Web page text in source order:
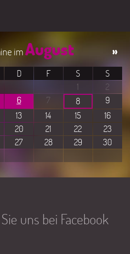
August »
D F S
S
1
2
6 7 8
9
13 14 15
16
20 21 22
23
27 28 29
30
uns bei Facebook